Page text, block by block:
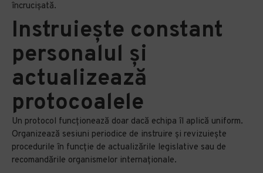
încrucișată.
Instruiește constant
personalul și
actualizează
protocoalele
Un protocol funcționează doar dacă echipa îl aplică uniform.
Organizează sesiuni periodice de instruire și revizuiește
procedurile în funcție de actualizările legislative sau de
recomandările organismelor internaționale.